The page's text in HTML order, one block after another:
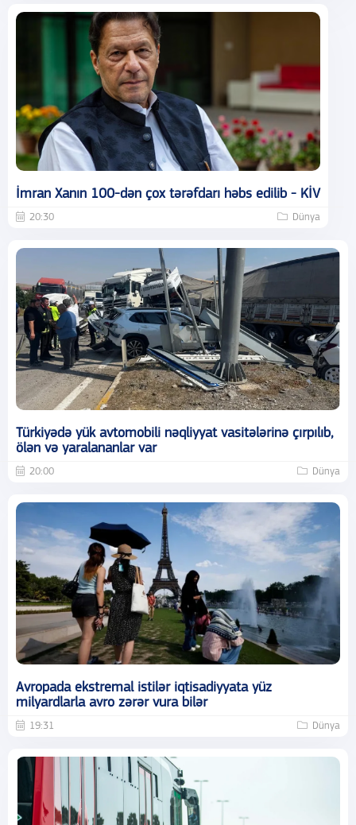
İmran Xanın 100-dən çox tərəfdarı həbs edilib - KİV
20:30 Dünya
Türkiyədə yük avtomobili nəqliyyat vasitələrinə çırpılıb,
ölən və yaralananlar var
20:00 Dünya
Avropada ekstremal istilər iqtisadiyyata yüz
milyardlarla avro zərər vura bilər
19:31 Dünya